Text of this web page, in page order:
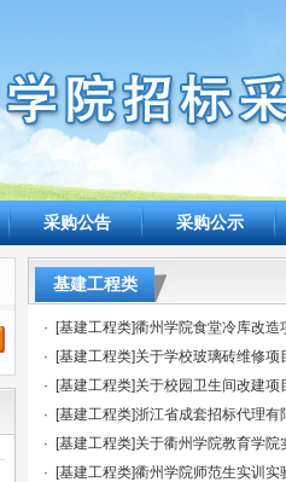
采购公告 采购公示
基建工程类
·
[基建工程类]衢州学院食堂冷库改
·
[基建工程类]关于学校玻璃砖维修
·
[基建工程类]关于校园卫生间改建
·
[基建工程类]浙江省成套招标代理
·
[基建工程类]关于衢州学院教育学
·
[基建工程类]衢州学院师范生实训